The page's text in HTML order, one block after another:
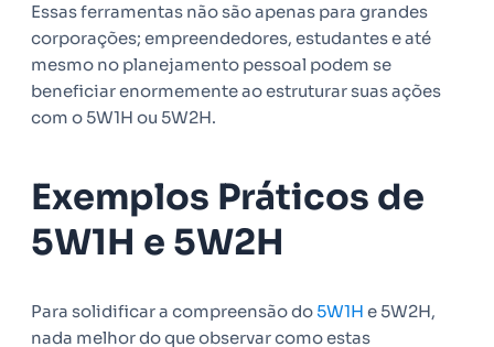
Essas ferramentas não são apenas para grandes
corporações; empreendedores, estudantes e até
mesmo no planejamento pessoal podem se
beneficiar enormemente ao estruturar suas ações
com o 5W1H ou 5W2H.
Exemplos Práticos de
5W1H e 5W2H
Para solidificar a compreensão do 5W1H e 5W2H,
nada melhor do que observar como estas